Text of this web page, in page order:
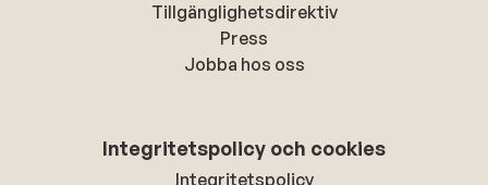
Tillgänglighetsdirektiv
Press
Jobba hos oss
Integritetspolicy och cookies
Integritetspolicy